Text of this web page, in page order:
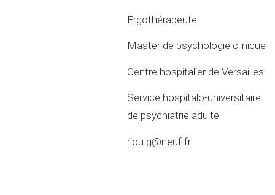
Ergothérapeute
Master de psychologie clinique
Centre hospitalier de Versailles
Service hospitalo-universitaire
de psychiatrie adulte
riou.g@neuf.fr